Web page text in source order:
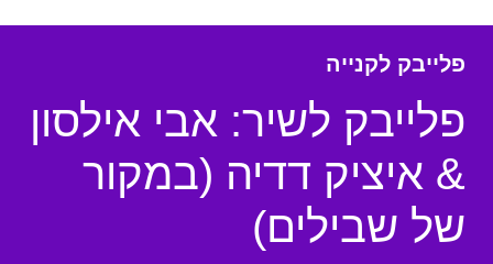
פלייבק לקנייה
פלייבק לשיר: אבי אילסון
& איציק דדיה (במקור
של שבילים)